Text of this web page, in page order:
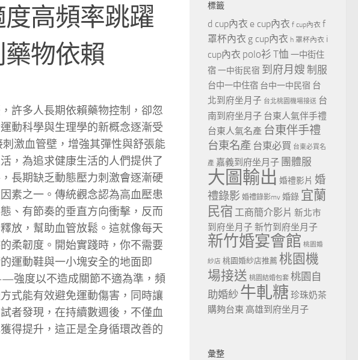
高頻率跳躍
物依賴
許多人長期依賴藥物控制，卻忽
動科學與生理學的新概念逐漸受
激血管壁，增強其彈性與舒張能
，為追求健康生活的人們提供了
長期缺乏動態壓力刺激會逐漸硬
素之一。傳統觀念認為高血壓患
、有節奏的垂直方向衝擊，反而
放，幫助血管放鬆。這就像每天
柔韌度。開始實踐時，你不需要
運動鞋與一小塊安全的地面即
強度以不造成關節不適為準，頻
式能有效避免運動傷害，同時讓
者發現，在持續數週後，不僅血
得提升，這正是全身循環改善的
標籤
d cup內衣 e cup內衣 f cup內衣 f
罩杯內衣 g cup內衣 h 罩杯內衣 i
cup內衣 polo衫 T恤 一中街住
宿一中街民宿 到府月嫂 制服
台中一中住宿 台中一中民宿 台
北到府坐月子 台北桃園機場接送 台
南到府坐月子 台東人氣伴手禮
台東人氣名產 台東伴手禮
台東名產 台東必買 台東必買名
產 嘉義到府坐月子 團體服
大圖輸出 婚禮影片 婚
禮錄影 婚禮錄影mv 婚錄 宜蘭
民宿 工商簡介影片 新北市
到府坐月子 新竹到府坐月子
新竹婚宴會館 桃園婚
紗店 桃園婚紗店推薦 桃園機
場接送 桃園結婚包套 桃園自
助婚紗 牛軋糖 珍珠奶茶
購夠台東 高雄到府坐月子
彙整